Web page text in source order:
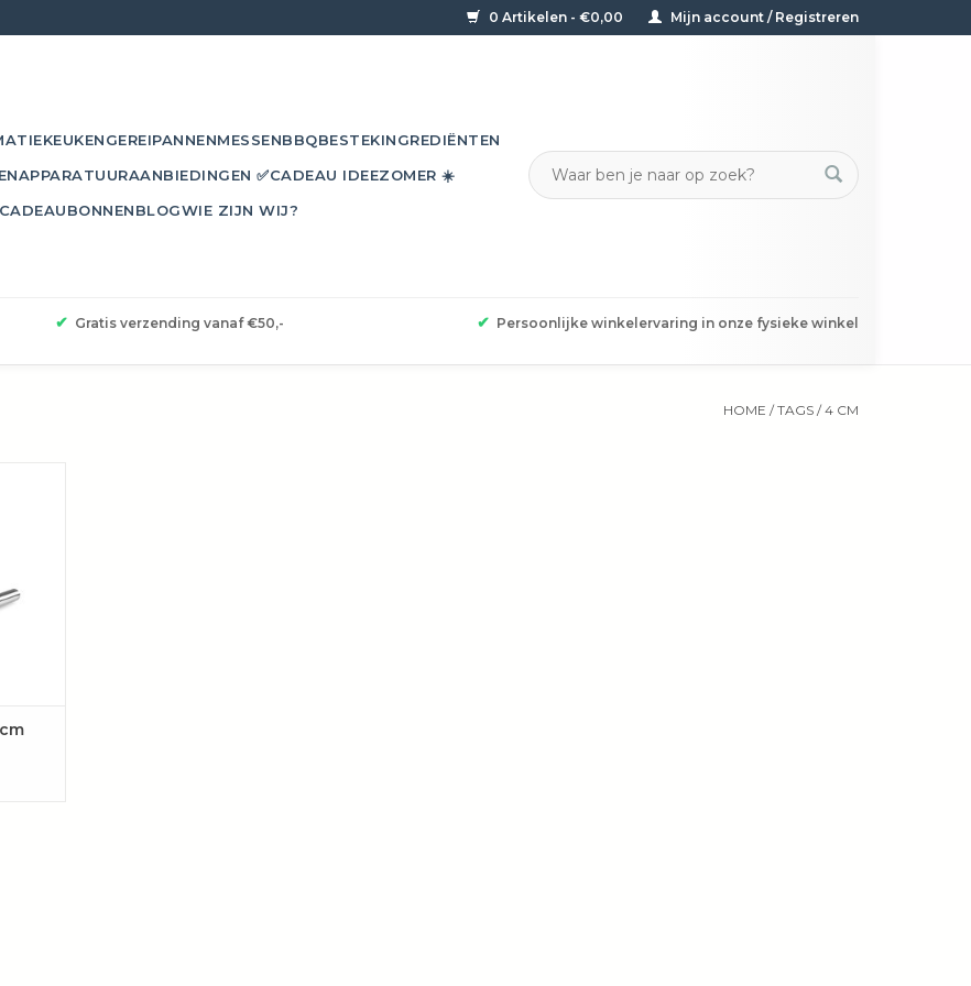
0 Artikelen - €0,00 Mijn account / Registreren
KEUKENGEREIPANNENMESSENBBQBESTEKINGREDIËNTEN
APPARATUURAANBIEDINGEN ✅CADEAU IDEEZOMER ☀️
CADEAUBONNENBLOGWIE ZIJN WIJ?
✔ Gratis verzending vanaf €50,- ✔ Persoonlijke winkelervaring in onze fysieke winkel
HOME /TAGS /4 CM